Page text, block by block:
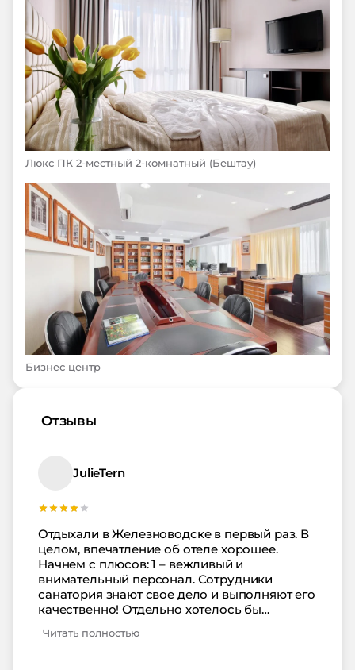
Люкс ПК 2-местный 2-комнатный (Бештау)
Бизнес центр
Отзывы
JulieTern
Отдыхали в Железноводске в первый раз. В
целом, впечатление об отеле хорошее.
Начнем с плюсов: 1 – вежливый и
внимательный персонал. Сотрудники
санатория знают свое дело и выполняют его
качественно! Отдельно хотелось бы
Анатольевну (внимательно выслушала, дала
Читать полностью